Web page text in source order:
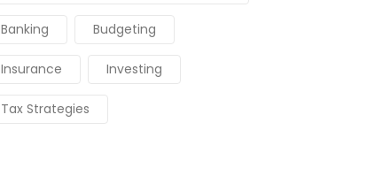
Banking Budgeting
Insurance Investing
Tax Strategies